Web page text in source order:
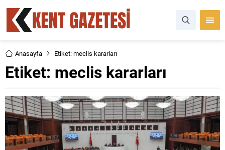
Anasayfa Etiket: meclis kararları
Etiket: meclis kararları